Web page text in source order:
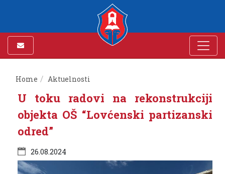
Home Aktuelnosti
U toku radovi na rekonstrukciji
objekta OŠ “Lovćenski partizanski
odred”
26.08.2024